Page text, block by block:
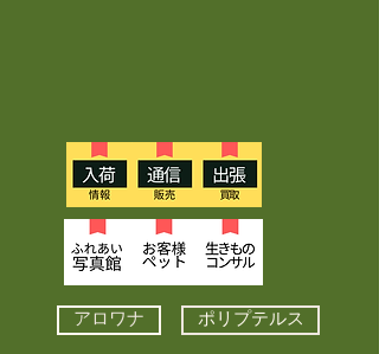
アロワナ ポリプテルス